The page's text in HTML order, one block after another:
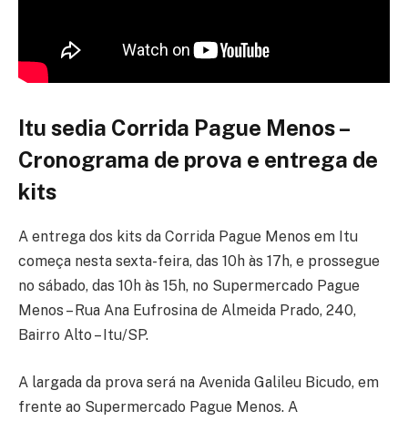
Itu sedia Corrida Pague Menos –
Cronograma de prova e entrega de
kits
A entrega dos kits da Corrida Pague Menos em Itu
começa nesta sexta-feira, das 10h às 17h, e prossegue
no sábado, das 10h às 15h, no Supermercado Pague
Menos – Rua Ana Eufrosina de Almeida Prado, 240,
Bairro Alto – Itu/SP.
A largada da prova será na Avenida Galileu Bicudo, em
frente ao Supermercado Pague Menos. A